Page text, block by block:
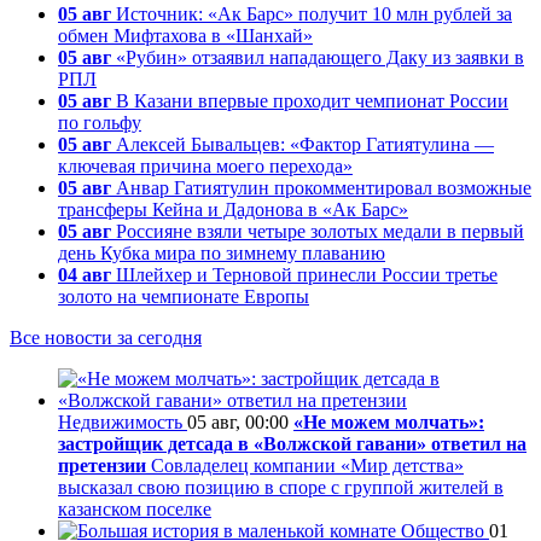
05 авг Источник: «Ак Барс» получит 10 млн рублей за
обмен Мифтахова в «Шанхай»
05 авг «Рубин» отзаявил нападающего Даку из заявки в
РПЛ
05 авг В Казани впервые проходит чемпионат России
по гольфу
05 авг Алексей Бывальцев: «Фактор Гатиятулина —
ключевая причина моего перехода»
05 авг Анвар Гатиятулин прокомментировал возможные
трансферы Кейна и Дадонова в «Ак Барс»
05 авг Россияне взяли четыре золотых медали в первый
день Кубка мира по зимнему плаванию
04 авг Шлейхер и Терновой принесли России третье
золото на чемпионате Европы
Все новости за сегодня
Недвижимость 05 авг, 00:00 «Не можем молчать»:
застройщик детсада в «Волжской гавани» ответил на
претензии Совладелец компании «Мир детства»
высказал свою позицию в споре с группой жителей в
казанском поселке
Общество 01